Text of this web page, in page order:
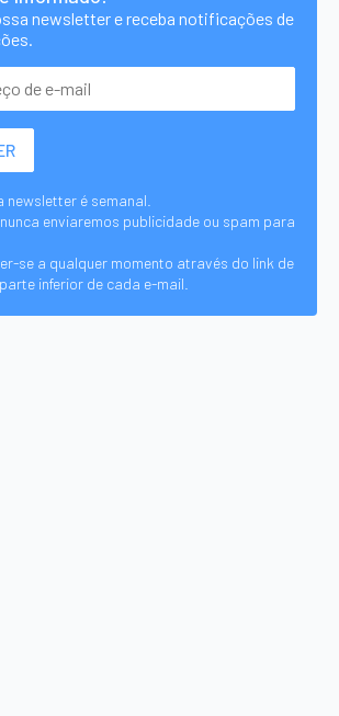
newsletter e receba notificações de
newsletter é semanal.
enviaremos publicidade ou spam para
se a qualquer momento através do link de
inferior de cada e-mail.